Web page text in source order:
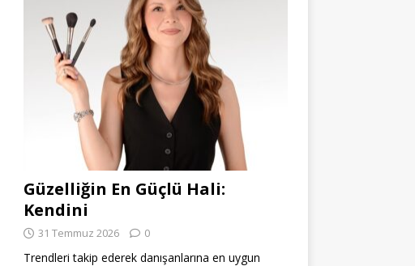
Güzelliğin En Güçlü Hali:
Kendini
31 Temmuz 2026 0
Trendleri takip ederek danışanlarına en uygun